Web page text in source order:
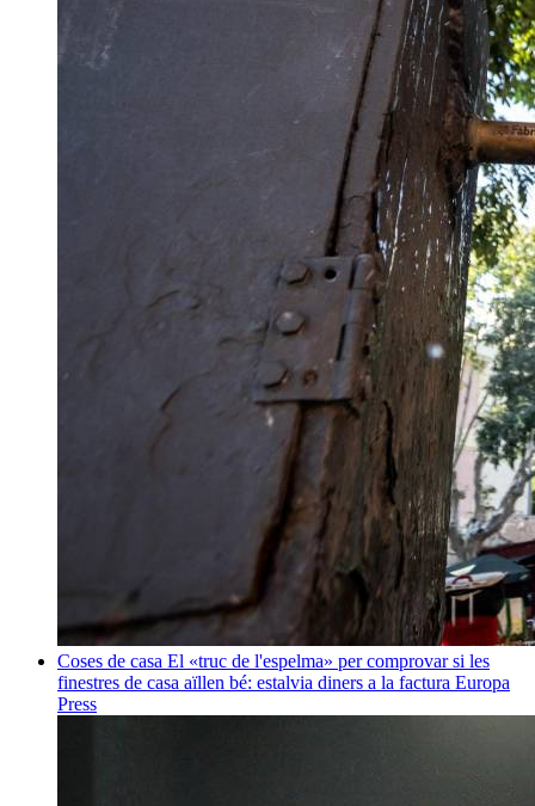
Coses de casa El «truc de l'espelma» per comprovar si les
finestres de casa aïllen bé: estalvia diners a la factura Europa
Press